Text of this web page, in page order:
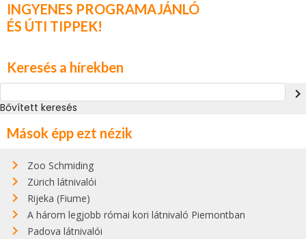
INGYENES PROGRAMAJÁNLÓ
ÉS ÚTI TIPPEK!
Keresés a hírekben
navigate_next
Bővített keresés
Mások épp ezt nézik
Zoo Schmiding
Zürich látnivalói
Rijeka (Fiume)
A három legjobb római kori látnivaló Piemontban
Padova látnivalói